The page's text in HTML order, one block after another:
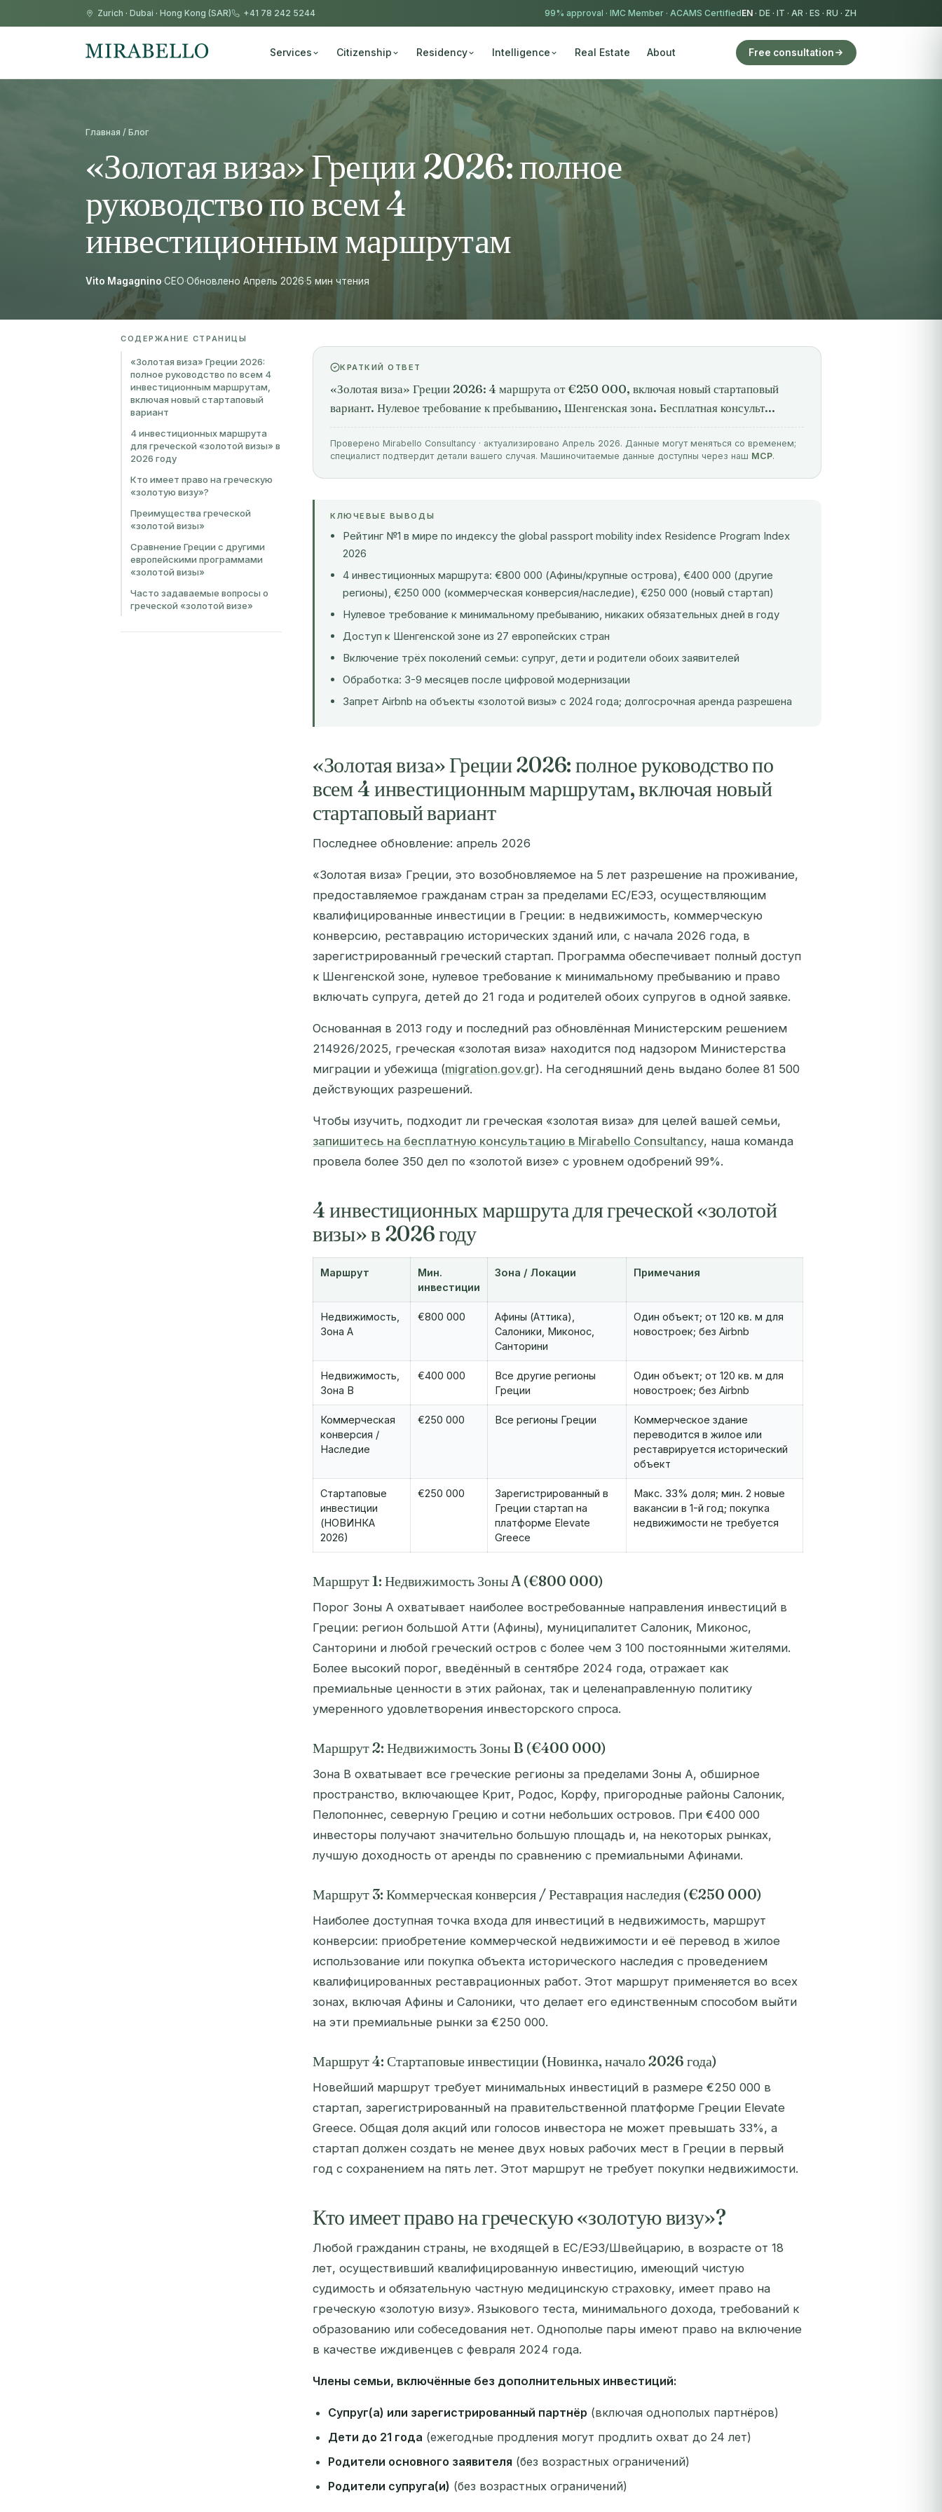
Zurich · Dubai · Hong Kong (SAR) +41 78 242 5244 99% approval · IMC Member · ACAMS CertifiedEN · DE · IT · AR · ES · RU · ZH
Services Citizenship Residency Intelligence Real Estate About Free consultation
Главная / Блог
«Золотая виза» Греции 2026: полное
руководство по всем 4
инвестиционным маршрутам
Vito Magagnino·CEO·Обновлено Апрель 2026·5 мин чтения
СОДЕРЖАНИЕ СТРАНИЦЫ
«Золотая виза» Греции 2026:
полное руководство по всем 4
инвестиционным маршрутам,
включая новый стартаповый
вариант
4 инвестиционных маршрута
для греческой «золотой визы» в
2026 году
Кто имеет право на греческую
«золотую визу»?
Преимущества греческой
«золотой визы»
Сравнение Греции с другими
европейскими программами
«золотой визы»
Часто задаваемые вопросы о
греческой «золотой визе»
КРАТКИЙ ОТВЕТ
«Золотая виза» Греции 2026: 4 маршрута от €250 000, включая новый стартаповый
вариант. Нулевое требование к пребыванию, Шенгенская зона. Бесплатная консульт...
Проверено Mirabello Consultancy · актуализировано Апрель 2026. Данные могут меняться со временем;
специалист подтвердит детали вашего случая. Машиночитаемые данные доступны через наш MCP.
КЛЮЧЕВЫЕ ВЫВОДЫ
Рейтинг №1 в мире по индексу the global passport mobility index Residence Program Index
2026
4 инвестиционных маршрута: €800 000 (Афины/крупные острова), €400 000 (другие
регионы), €250 000 (коммерческая конверсия/наследие), €250 000 (новый стартап)
Нулевое требование к минимальному пребыванию, никаких обязательных дней в году
Доступ к Шенгенской зоне из 27 европейских стран
Включение трёх поколений семьи: супруг, дети и родители обоих заявителей
Обработка: 3-9 месяцев после цифровой модернизации
Запрет Airbnb на объекты «золотой визы» с 2024 года; долгосрочная аренда разрешена
«Золотая виза» Греции 2026: полное руководство по
всем 4 инвестиционным маршрутам, включая новый
стартаповый вариант
Последнее обновление: апрель 2026
«Золотая виза» Греции, это возобновляемое на 5 лет разрешение на проживание,
предоставляемое гражданам стран за пределами ЕС/ЕЭЗ, осуществляющим
квалифицированные инвестиции в Греции: в недвижимость, коммерческую
конверсию, реставрацию исторических зданий или, с начала 2026 года, в
зарегистрированный греческий стартап. Программа обеспечивает полный доступ
к Шенгенской зоне, нулевое требование к минимальному пребыванию и право
включать супруга, детей до 21 года и родителей обоих супругов в одной заявке.
Основанная в 2013 году и последний раз обновлённая Министерским решением
214926/2025, греческая «золотая виза» находится под надзором Министерства
миграции и убежища (migration.gov.gr). На сегодняшний день выдано более 81 500
действующих разрешений.
Чтобы изучить, подходит ли греческая «золотая виза» для целей вашей семьи,
запишитесь на бесплатную консультацию в Mirabello Consultancy, наша команда
провела более 350 дел по «золотой визе» с уровнем одобрений 99%.
4 инвестиционных маршрута для греческой «золотой
визы» в 2026 году
Маршрут
Мин.
инвестиции
Зона / Локации Примечания
Недвижимость,
Зона A
€800 000
Афины (Аттика),
Салоники, Миконос,
Санторини
Один объект; от 120 кв. м для
новостроек; без Airbnb
Недвижимость,
Зона B
€400 000
Все другие регионы
Греции
Один объект; от 120 кв. м для
новостроек; без Airbnb
Коммерческая
конверсия /
Наследие
€250 000 Все регионы Греции
Коммерческое здание
переводится в жилое или
реставрируется исторический
объект
Стартаповые
инвестиции
(НОВИНКА
2026)
€250 000
Зарегистрированный в
Греции стартап на
платформе Elevate
Greece
Макс. 33% доля; мин. 2 новые
вакансии в 1-й год; покупка
недвижимости не требуется
Маршрут 1: Недвижимость Зоны A (€800 000)
Порог Зоны A охватывает наиболее востребованные направления инвестиций в
Греции: регион большой Атти (Афины), муниципалитет Салоник, Миконос,
Санторини и любой греческий остров с более чем 3 100 постоянными жителями.
Более высокий порог, введённый в сентябре 2024 года, отражает как
премиальные ценности в этих районах, так и целенаправленную политику
умеренного удовлетворения инвесторского спроса.
Маршрут 2: Недвижимость Зоны B (€400 000)
Зона B охватывает все греческие регионы за пределами Зоны A, обширное
пространство, включающее Крит, Родос, Корфу, пригородные районы Салоник,
Пелопоннес, северную Грецию и сотни небольших островов. При €400 000
инвесторы получают значительно большую площадь и, на некоторых рынках,
лучшую доходность от аренды по сравнению с премиальными Афинами.
Маршрут 3: Коммерческая конверсия / Реставрация наследия (€250 000)
Наиболее доступная точка входа для инвестиций в недвижимость, маршрут
конверсии: приобретение коммерческой недвижимости и её перевод в жилое
использование или покупка объекта исторического наследия с проведением
квалифицированных реставрационных работ. Этот маршрут применяется во всех
зонах, включая Афины и Салоники, что делает его единственным способом выйти
на эти премиальные рынки за €250 000.
Маршрут 4: Стартаповые инвестиции (Новинка, начало 2026 года)
Новейший маршрут требует минимальных инвестиций в размере €250 000 в
стартап, зарегистрированный на правительственной платформе Греции Elevate
Greece. Общая доля акций или голосов инвестора не может превышать 33%, а
стартап должен создать не менее двух новых рабочих мест в Греции в первый
год с сохранением на пять лет. Этот маршрут не требует покупки недвижимости.
Кто имеет право на греческую «золотую визу»?
Любой гражданин страны, не входящей в ЕС/ЕЭЗ/Швейцарию, в возрасте от 18
лет, осуществивший квалифицированную инвестицию, имеющий чистую
судимость и обязательную частную медицинскую страховку, имеет право на
греческую «золотую визу». Языкового теста, минимального дохода, требований к
образованию или собеседования нет. Однополые пары имеют право на включение
в качестве иждивенцев с февраля 2024 года.
Члены семьи, включённые без дополнительных инвестиций:
Супруг(а) или зарегистрированный партнёр (включая однополых партнёров)
Дети до 21 года (ежегодные продления могут продлить охват до 24 лет)
Родители основного заявителя (без возрастных ограничений)
Родители супруга(и) (без возрастных ограничений)